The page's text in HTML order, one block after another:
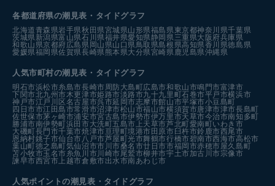
各都道府県の潮見表 ・タイドグラフ
北海道青森県岩手県秋田県宮城県山形県福島県東京都神奈川県千葉県
茨城県新潟県富山県石川県福井県愛知県静岡県三重県大阪府兵庫県
和歌山県京都府広島県岡山県山口県鳥取県島根県高知県香川県徳島県
愛媛県福岡県佐賀県長崎県熊本県大分県宮崎県鹿児島県沖縄県
人気市町村の潮見表・タイドグラフ
明石市浜松市糸島市長崎市周防大島町広島市和歌山市鳴門市富津市
下関市北九州市木更津市姫路市淡路市九十九里町石巻市平戸市横浜市
神戸市江戸川区名古屋市呉市延岡市志摩市館山市平塚市小豆島町
四日市市江田島市常滑市沼津市松山市福山市横須賀市唐津市津市長島町
佐世保市茅ヶ崎市浦安市宮古島市伊勢市伊万里市天草市今治市南知多町
勝浦市南伊勢町浜田市大洗町五島市 上天草市芦北町愛南町いわき市
大磯町長門市千葉市焼津市亘理町境港市田原市臼杵市鈴鹿市西尾市
恩納村銚子市仙台市八戸市芦屋町光市舞鶴市行橋市碧南市西海市高松市
葉山町徳之島町気仙沼市市川市桑名市廿日市市福岡市赤穂市屋久島町
苫小牧市玉名市糸魚川市川崎市尾鷲市柳井市宇土市加古川市宗像市
諫早市西宮市 上越市倉敷市出水市南あわじ市
人気ポイントの潮見表・タイドグラフ